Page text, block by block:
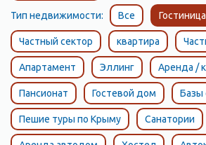
Тип недвижимости: Все Гостиница
Частный сектор квартира
Апартамент Эллинг Аренда /
Пансионат Гостевой дом Базы
Пешие туры по Крыму Санатории